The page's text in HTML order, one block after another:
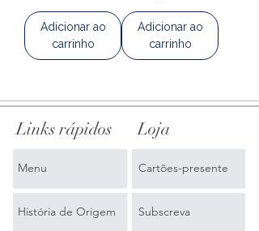
Adicionar ao
carrinho
Adicionar ao
carrinho
Links rápidos Loja
Menu
História de Origem
Cartões-presente
Subscreva